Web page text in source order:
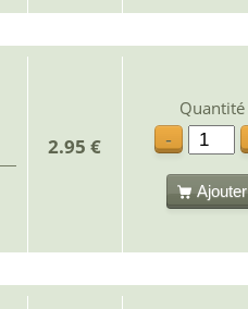
2.95 €
Quantité
-
Ajouter